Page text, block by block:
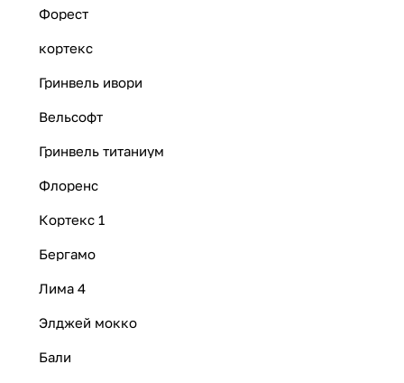
Форест
кортекс
Гринвель ивори
Вельсофт
Гринвель титаниум
Флоренс
Кортекс 1
Бергамо
Лима 4
Элджей мокко
Бали